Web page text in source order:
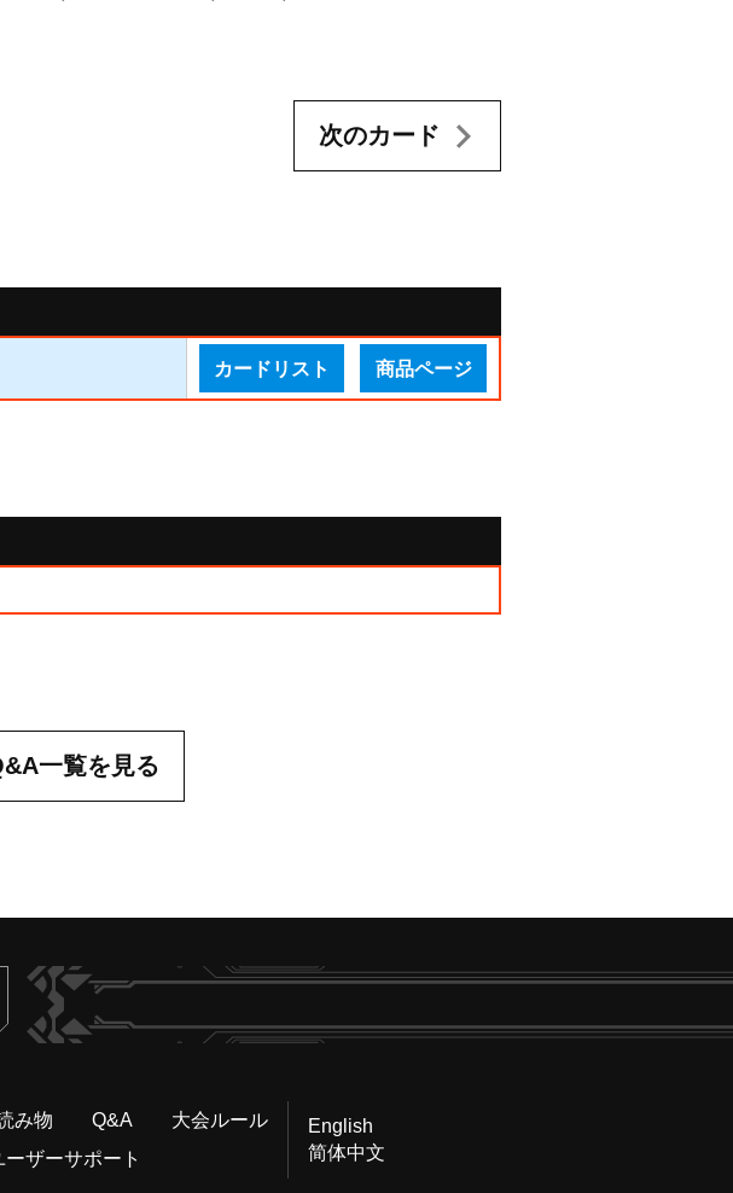
次のカード
カードリスト 商品ページ
一覧を見る
ヴァンガードch
み物 Q&A
大会ルール
ーザーサポート
English
简体中文